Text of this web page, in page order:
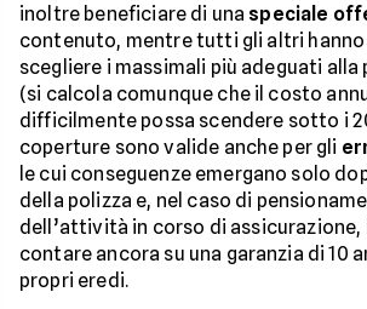
inoltre beneficiare di una speciale
contenuto, mentre tutti gli altri
scegliere i massimali più adeguati
(si calcola comunque che il costo
difficilmente possa scendere sotto i
coperture sono valide anche per gli
le cui conseguenze emergano solo
della polizza e, nel caso di
dell’attività in corso di assicurazione,
contare ancora su una garanzia di 10
propri eredi.